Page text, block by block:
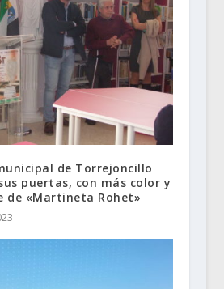
de Torrejoncillo
puertas, con más color y
de «Martineta Rohet»